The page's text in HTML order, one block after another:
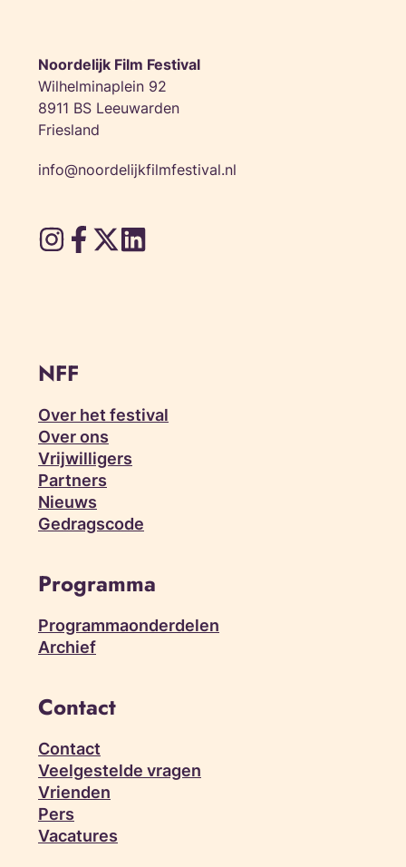
Noordelijk Film Festival
Wilhelminaplein 92
8911 BS Leeuwarden
Friesland
info@noordelijkfilmfestival.nl
NFF
Over het festival
Over ons
Vrijwilligers
Partners
Nieuws
Gedragscode
Programma
Programmaonderdelen
Archief
Contact
Contact
Veelgestelde vragen
Vrienden
Pers
Vacatures